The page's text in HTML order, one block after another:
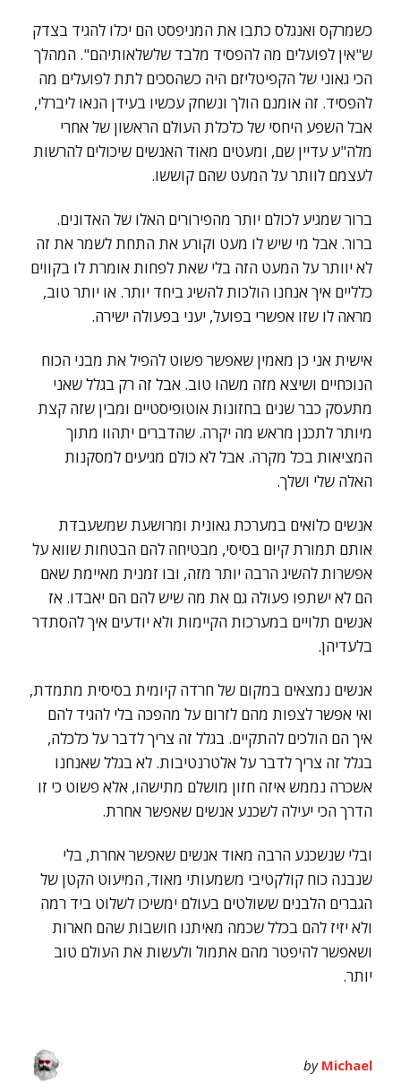
כשמרקס ואנגלס כתבו את המניפסט הם יכלו להגיד בצדק
ש"אין לפועלים מה להפסיד מלבד שלשלאותיהם". המהלך
הכי גאוני של הקפיטליזם היה כשהסכים לתת לפועלים מה
להפסיד. זה אומנם הולך ונשחק עכשיו בעידן הנאו ליברלי,
אבל השפע היחסי של כלכלת העולם הראשון של אחרי
מלה"ע עדיין שם, ומעטים מאוד האנשים שיכולים להרשות
לעצמם לוותר על המעט שהם קוששו.
ברור שמגיע לכולם יותר מהפירורים האלו של האדונים.
ברור. אבל מי שיש לו מעט וקורע את התחת לשמר את זה
לא יוותר על המעט הזה בלי שאת לפחות אומרת לו בקווים
כלליים איך אנחנו הולכות להשיג ביחד יותר. או יותר טוב,
מראה לו שזו אפשרי בפועל, יעני בפעולה ישירה.
אישית אני כן מאמין שאפשר פשוט להפיל את מבני הכוח
הנוכחיים ושיצא מזה משהו טוב. אבל זה רק בגלל שאני
מתעסק כבר שנים בחזונות אוטופיסטיים ומבין שזה קצת
מיותר לתכנן מראש מה יקרה. שהדברים יתהוו מתוך
המציאות בכל מקרה. אבל לא כולם מגיעים למסקנות
האלה שלי ושלך.
אנשים כלואים במערכת גאונית ומרושעת שמשעבדת
אותם תמורת קיום בסיסי, מבטיחה להם הבטחות שווא על
אפשרות להשיג הרבה יותר מזה, ובו זמנית מאיימת שאם
הם לא ישתפו פעולה גם את מה שיש להם הם יאבדו. אז
אנשים תלויים במערכות הקיימות ולא יודעים איך להסתדר
בלעדיהן.
אנשים נמצאים במקום של חרדה קיומית בסיסית מתמדת,
ואי אפשר לצפות מהם לזרום על מהפכה בלי להגיד להם
איך הם הולכים להתקיים. בגלל זה צריך לדבר על כלכלה,
בגלל זה צריך לדבר על אלטרנטיבות. לא בגלל שאנחנו
אשכרה נממש איזה חזון מושלם מתישהו, אלא פשוט כי זו
הדרך הכי יעילה לשכנע אנשים שאפשר אחרת.
ובלי שנשכנע הרבה מאוד אנשים שאפשר אחרת, בלי
שנבנה כוח קולקטיבי משמעותי מאוד, המיעוט הקטן של
הגברים הלבנים ששולטים בעולם ימשיכו לשלוט ביד רמה
ולא יזיז להם בכלל שכמה מאיתנו חושבות שהם חארות
ושאפשר להיפטר מהם אתמול ולעשות את העולם טוב
יותר.
by Michael